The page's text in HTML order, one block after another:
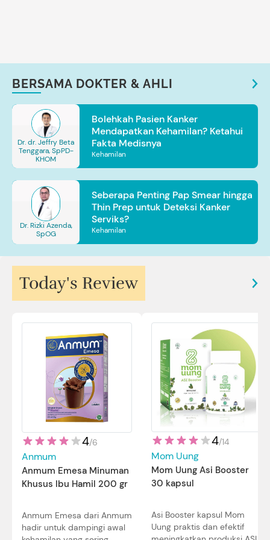
BERSAMA DOKTER & AHLI
Dr. dr. Jeffry Beta
Tenggara, SpPD-
KHOM
Bolehkah Pasien Kanker
Mendapatkan Kehamilan? Ketahui
Fakta Medisnya
Kehamilan
Dr. Rizki Azenda,
SpOG
Seberapa Penting Pap Smear hingga
Thin Prep untuk Deteksi Kanker
Serviks?
Kehamilan
Today's Review
4/6
Anmum
Anmum Emesa Minuman
Khusus Ibu Hamil 200 gr
Anmum Emesa dari Anmum
hadir untuk dampingi awal
4/14
Mom Uung
Mom Uung Asi Booster
30 kapsul
Asi Booster kapsul Mom
Uung praktis dan efektif